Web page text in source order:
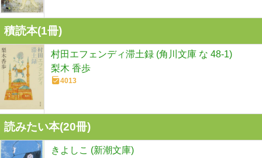
積読本(1冊)
村田エフェンディ滞土録 (角川文庫 な 48-1)
梨木 香歩
4013
読みたい本(20冊)
きよしこ (新潮文庫)